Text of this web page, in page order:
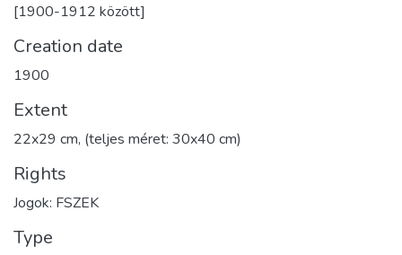
[1900-1912 között]
Creation date
1900
Extent
22x29 cm, (teljes méret: 30x40 cm)
Rights
Jogok: FSZEK
Type